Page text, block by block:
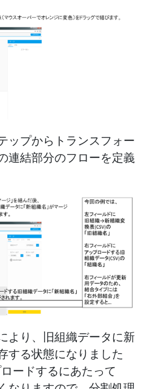
ップからトランスフォー
連結部分のフローを定義
より、旧組織データに新
する状態になりました
ードするにあたって